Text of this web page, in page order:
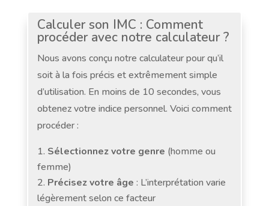
Calculer son IMC : Comment
procéder avec notre calculateur ?
Nous avons conçu notre calculateur pour qu’il
soit à la fois précis et extrêmement simple
d’utilisation. En moins de 10 secondes, vous
obtenez votre indice personnel. Voici comment
procéder :
Sélectionnez votre genre (homme ou
femme)
Précisez votre âge : L’interprétation varie
légèrement selon ce facteur